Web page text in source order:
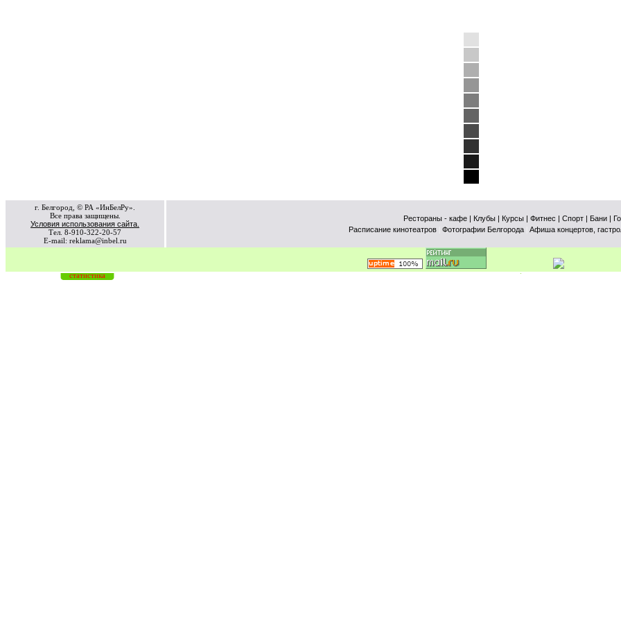
г. Белгород, © РА «ИнБелРу».
Все права защищены.
Условия использования сайта.
Тел. 8-910-322-20-57
E-mail: reklama@inbel.ru
Рестораны - кафе | Клубы | Курсы | Фитнес | Спорт | Бани |
Расписание кинотеатров
Фотографии Белгорода Афиша концертов,
статистика